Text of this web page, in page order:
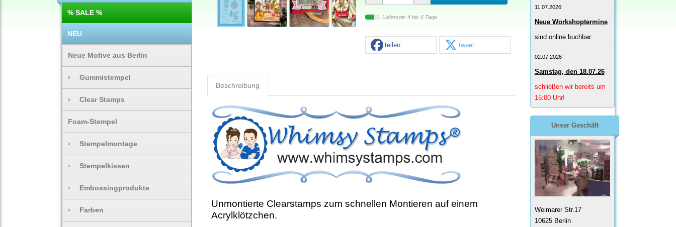
% SALE %
NEU
Neue Motive aus Berlin
› Gummistempel
› Clear Stamps
Foam-Stempel
› Stempelmontage
› Stempelkissen
› Embossingprodukte
› Farben
Lieferzeit: 4 bis 6 Tage
teilen tweet
Beschreibung
Unmontierte Clearstamps zum schnellen Montieren auf einem
Acrylklötzchen.
11.07.2026
Neue Workshoptermine
sind online buchbar.
02.07.2026
Samstag, den 18.07.26
schließen wir bereits um
15:00 Uhr!
Unser Geschäft
Weimarer Str.17
10625 Berlin